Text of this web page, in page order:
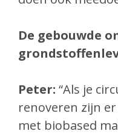
De gebouwde
Peter: “Als je
renoveren zijn
met biobased